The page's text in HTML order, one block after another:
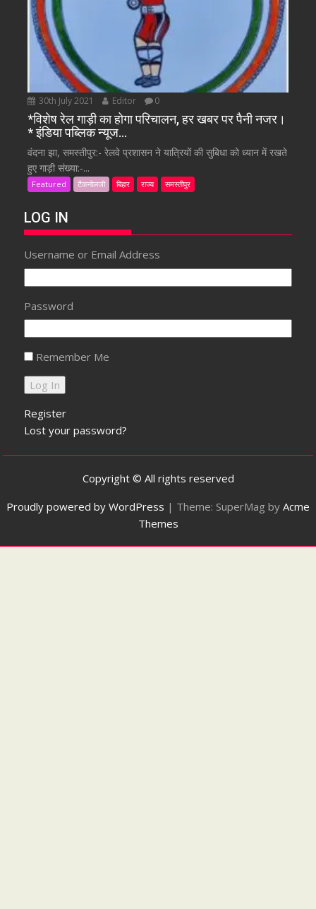
30th July 2021 Editor 0
*विशेष रेल गाड़ी का होगा परिचालन, हर खबर पर पैनी नजर।
* इंडिया पब्लिक न्यूज…
वंदना झा, समस्तीपुर:- रेलवे प्रशासन ने यात्रियों की सुबिधा को ध्यान में रखते
हुए गाड़ी संख्या:-...
Featured टैकनोलजी बिहार राज्य समस्तीपुर
LOG IN
Username or Email Address
Password
Remember Me
Register
Lost your password?
Copyright © All rights reserved
Proudly powered by WordPress | Theme: SuperMag by Acme
Themes